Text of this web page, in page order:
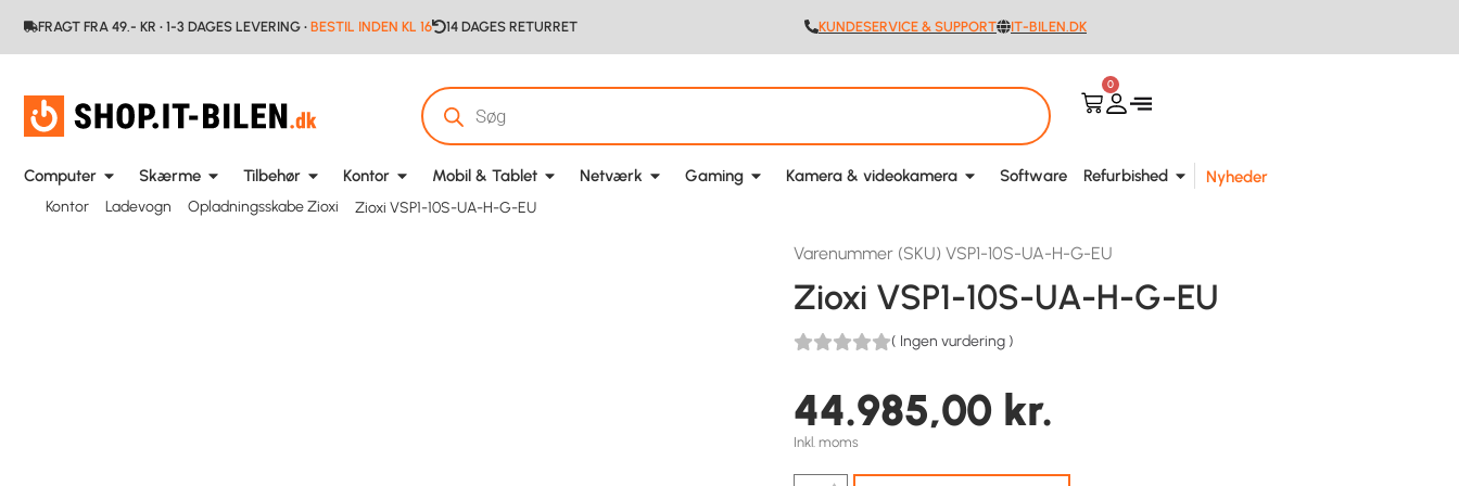
FRAGT FRA 49.- KR • 1-3 DAGES LEVERING • BESTIL INDEN KL 16 14 DAGES RETURRET KUNDESERVICE & SUPPORT IT-BILEN.DK
0
Computer Skærme Tilbehør Kontor Mobil & Tablet Netværk Gaming Kamera & videokamera Software Refurbished Nyheder
Kontor Ladevogn Opladningsskabe Zioxi Zioxi VSP1-10S-UA-H-G-EU
Varenummer (SKU) VSP1-10S-UA-H-G-EU
Zioxi VSP1-10S-UA-H-G-EU
( Ingen vurdering )
44.985,00 kr.
Inkl. moms